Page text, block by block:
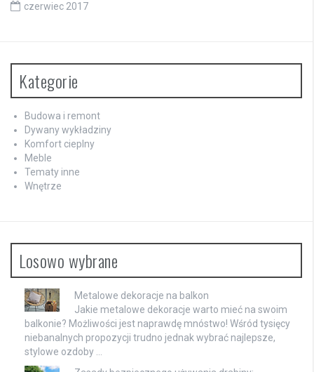
czerwiec 2017
Kategorie
Budowa i remont
Dywany wykładziny
Komfort cieplny
Meble
Tematy inne
Wnętrze
Losowo wybrane
Metalowe dekoracje na balkon
Jakie metalowe dekoracje warto mieć na swoim
balkonie? Możliwości jest naprawdę mnóstwo! Wśród tysięcy
niebanalnych propozycji trudno jednak wybrać najlepsze,
stylowe ozdoby …